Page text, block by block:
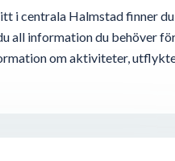
i centrala Halmstad finner
all information du behöver
om aktiviteter,